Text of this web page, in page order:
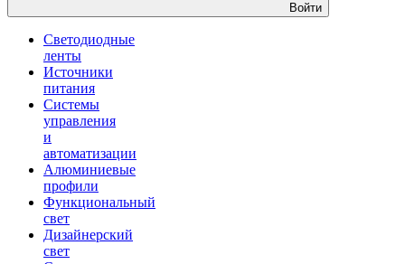
Войти
Светодиодные
ленты
Источники
питания
Системы
управления
и
автоматизации
Алюминиевые
профили
Функциональный
свет
Дизайнерский
свет